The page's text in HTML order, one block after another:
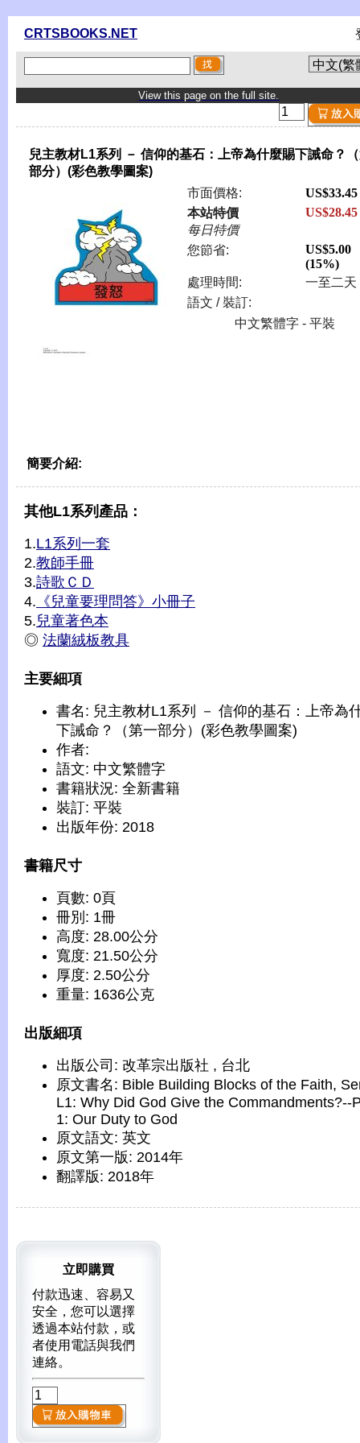
CRTSBOOKS.NET
View this page on the full site.
兒主教材L1系列 － 信仰的基石：上帝為什麼賜下誡命？
部分）(彩色教學圖案)
市面價格:
US$33.45
本站特價
每日特價
US$28.45
您節省:
US$5.00
(15%)
處理時間:
一至二天
語文 / 裝訂:
中文繁體字 - 平裝
簡要介紹:
其他L1系列產品：
1.L1系列一套
2.教師手冊
3.詩歌ＣＤ
4. 《兒童要理問答》小冊子
5.兒童著色本
◎ 法蘭絨板教具
主要細項
書名: 兒主教材L1系列 － 信仰的基石：上帝為
下誡命？（第一部分）(彩色教學圖案)
作者:
語文: 中文繁體字
書籍狀況: 全新書籍
裝訂: 平裝
出版年份: 2018
書籍尺寸
頁數: 0頁
冊別: 1冊
高度: 28.00公分
寬度: 21.50公分
厚度: 2.50公分
重量: 1636公克
出版細項
出版公司: 改革宗出版社 , 台北
原文書名: Bible Building Blocks of the Faith,
L1: Why Did God Give the Commandments?--
1: Our Duty to God
原文語文: 英文
原文第一版: 2014年
翻譯版: 2018年
立即購買
付款迅速、容易又
安全，您可以選擇
透過本站付款，或
者使用電話與我們
連絡。